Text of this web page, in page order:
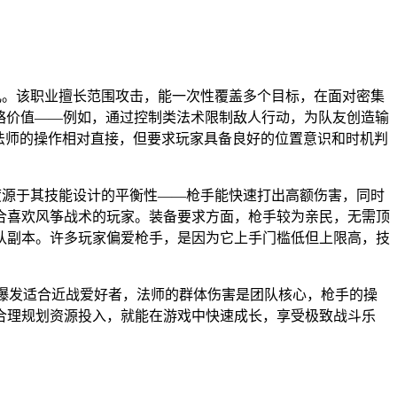
该职业擅长范围攻击，能一次性覆盖多个目标，在面对密集
价值——例如，通过控制类法术限制敌人行动，为队友创造输
的操作相对直接，但要求玩家具备良好的位置意识和时机判
源于其技能设计的平衡性——枪手能快速打出高额伤害，同时
欢风筝战术的玩家。装备要求方面，枪手较为亲民，无需顶
本。许多玩家偏爱枪手，是因为它上手门槛低但上限高，技
适合近战爱好者，法师的群体伤害是团队核心，枪手的操
规划资源投入，就能在游戏中快速成长，享受极致战斗乐